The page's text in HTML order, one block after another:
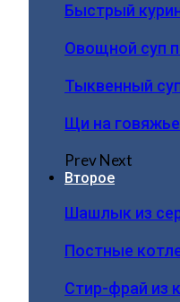
Быстрый
Овощной суп
Тыквенный
Щи на
PrevNext
Второе
Шашлык из
Постные
Стир-фрай из